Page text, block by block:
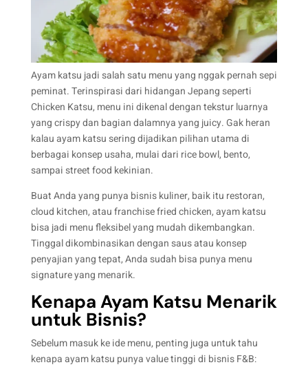
Ayam katsu jadi salah satu menu yang nggak pernah sepi
peminat. Terinspirasi dari hidangan Jepang seperti
Chicken Katsu, menu ini dikenal dengan tekstur luarnya
yang crispy dan bagian dalamnya yang juicy. Gak heran
kalau ayam katsu sering dijadikan pilihan utama di
berbagai konsep usaha, mulai dari rice bowl, bento,
sampai street food kekinian.
Buat Anda yang punya bisnis kuliner, baik itu restoran,
cloud kitchen, atau franchise fried chicken, ayam katsu
bisa jadi menu fleksibel yang mudah dikembangkan.
Tinggal dikombinasikan dengan saus atau konsep
penyajian yang tepat, Anda sudah bisa punya menu
signature yang menarik.
Kenapa Ayam Katsu Menarik
untuk Bisnis?
Sebelum masuk ke ide menu, penting juga untuk tahu
kenapa ayam katsu punya value tinggi di bisnis F&B: